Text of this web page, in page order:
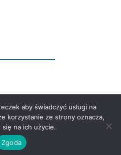
© 2026
aby świadczyć usługi na
korzystanie ze strony oznacza,
się na ich użycie.
Zgoda